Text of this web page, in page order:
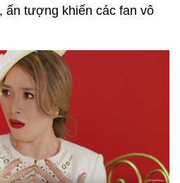
ấn tượng khiến các fan vô